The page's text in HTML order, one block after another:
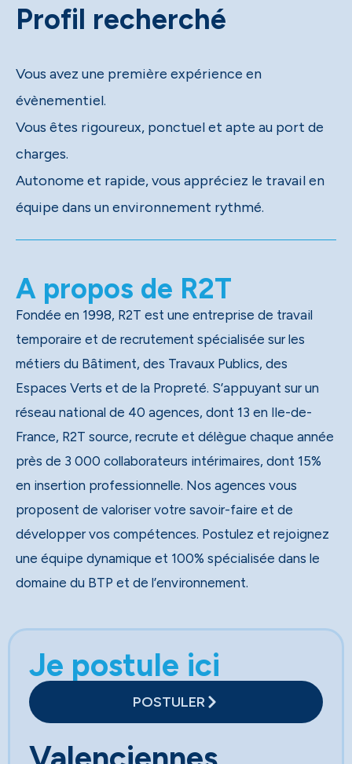
Profil recherché
Vous avez une première expérience en
évènementiel.
Vous êtes rigoureux, ponctuel et apte au port de
charges.
Autonome et rapide, vous appréciez le travail en
équipe dans un environnement rythmé.
A propos de R2T
Fondée en 1998, R2T est une entreprise de travail
temporaire et de recrutement spécialisée sur les
métiers du Bâtiment, des Travaux Publics, des
Espaces Verts et de la Propreté. S’appuyant sur un
réseau national de 40 agences, dont 13 en Ile-de-
France, R2T source, recrute et délègue chaque année
près de 3 000 collaborateurs intérimaires, dont 15%
en insertion professionnelle. Nos agences vous
proposent de valoriser votre savoir-faire et de
développer vos compétences. Postulez et rejoignez
une équipe dynamique et 100% spécialisée dans le
domaine du BTP et de l’environnement.
Je postule ici
POSTULER